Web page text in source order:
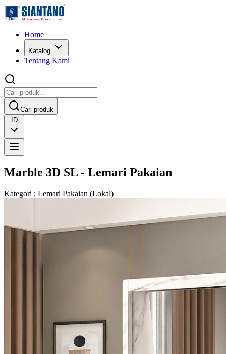
Home
Katalog
Tentang Kami
Cari produk
ID
Marble 3D SL - Lemari Pakaian
Kategori : Lemari Pakaian (Lokal)